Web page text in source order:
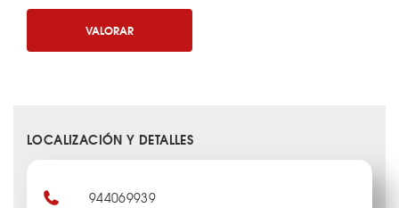
VALORAR
LOCALIZACIÓN Y DETALLES
944069939